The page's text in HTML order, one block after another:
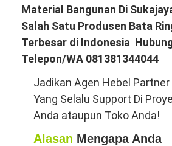
Material Bangunan Di
Salah Satu Produsen Bata
Terbesar di Indonesia
Telepon/WA 081381344044
Jadikan Agen Hebel
Yang Selalu Support Di
Anda ataupun Toko Anda!
Alasan Mengapa Anda